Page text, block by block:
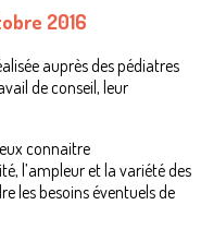
2016
auprès des pédiatres
de conseil, leur
connaitre
l’ampleur et la variété des
les besoins éventuels de